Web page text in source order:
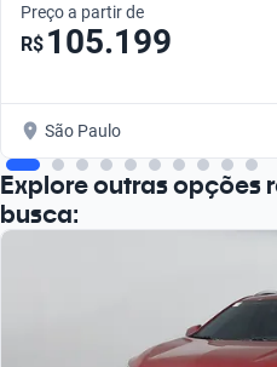
Preço a partir de
R$ 105.199
São Paulo
Explore outras opções
busca: